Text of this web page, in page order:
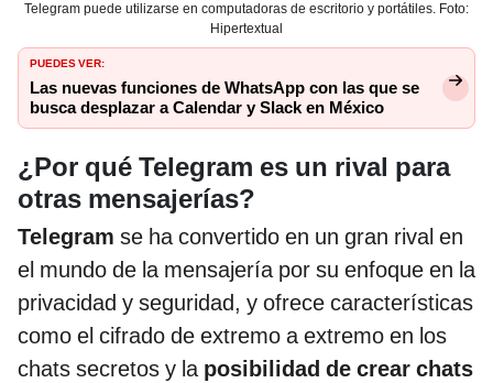
Telegram puede utilizarse en computadoras de escritorio y portátiles. Foto:
Hipertextual
PUEDES VER:
Las nuevas funciones de WhatsApp con las que se
busca desplazar a Calendar y Slack en México
¿Por qué Telegram es un rival para
otras mensajerías?
Telegram se ha convertido en un gran rival en
el mundo de la mensajería por su enfoque en la
privacidad y seguridad, y ofrece características
como el cifrado de extremo a extremo en los
chats secretos y la posibilidad de crear chats